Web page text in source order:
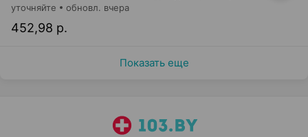
452,98 р.
уточняйте обновл. вчера
Показать еще